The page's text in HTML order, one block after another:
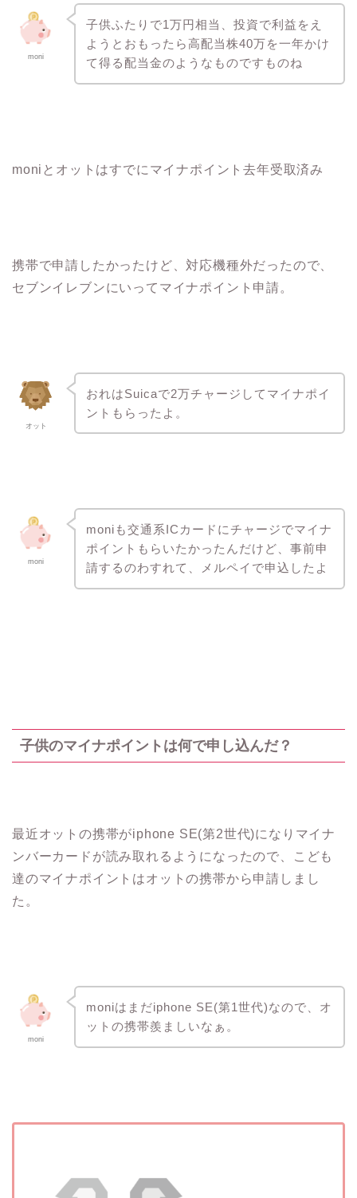
moni
子供ふたりで1万円相当、投資で利益をえ
ようとおもったら高配当株40万を一年かけ
て得る配当金のようなものですものね
moniとオットはすでにマイナポイント去年受取済み
携帯で申請したかったけど、対応機種外だったので、
セブンイレブンにいってマイナポイント申請。
オット
おれはSuicaで2万チャージしてマイナポイ
ントもらったよ。
moni
moniも交通系ICカードにチャージでマイナ
ポイントもらいたかったんだけど、事前申
請するのわすれて、メルペイで申込したよ
子供のマイナポイントは何で申し込んだ？
最近オットの携帯がiphone SE(第2世代)になりマイナ
ンバーカードが読み取れるようになったので、こども
達のマイナポイントはオットの携帯から申請しまし
た。
moni
moniはまだiphone SE(第1世代)なので、オ
ットの携帯羨ましいなぁ。